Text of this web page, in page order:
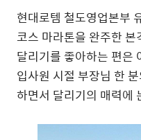
현대로템 철도영업본부
코스 마라톤을 완주한
달리기를 좋아하는 편은
입사원 시절 부장님 한
하면서 달리기의 매력에